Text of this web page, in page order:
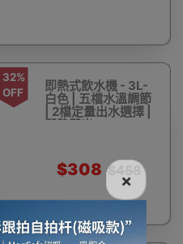
32%
OFF
即熱式飲水機 - 3L-
白色 | 五檔水溫調節
| 2檔定量出水選擇 |
即熱即出
$308 $458
×